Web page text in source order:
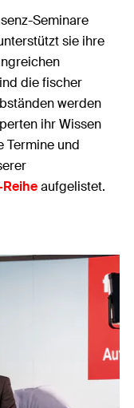
Seminare
sie ihre
die fischer
werden
ihr Wissen
Termine und
aufgelistet.